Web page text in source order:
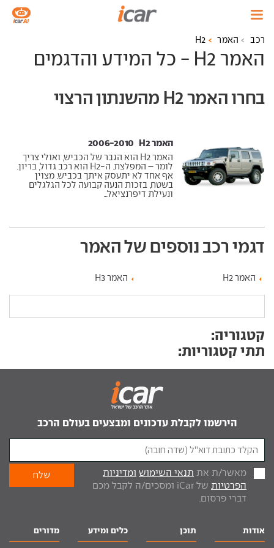
רכב האמר H2
האמר H2 - כל המידע והדגמים
בחרו האמר H2 מהשנתון הרצוי
האמר H2 ‏ 2006-2010
האמר H2 הוא הגבר של הכביש, ואולי צריך
לומר – המפלצת. ה-H2 הוא רכב גדול, בריון.
אף אחד לא יתעסק איתך בכביש. מצוין
בשטח, בזכות הנעה קבועה לכל הגלגלים
ונעילת דיפרנציאל...
דגמי רכב נוספים של האמר
האמר H2 האמר H3
קטגוריה:
תתי קטגוריות:
הירשמו לקבלת עדכונים ומבצעים בעולם הרכב
מאשר/ת את תנאי השימוש ומדיניות
הפרטיות
של iCar ומסכים/ה לקבל מכם
דברי פרסום.
אודות תוכן כלים ומידע מדורים